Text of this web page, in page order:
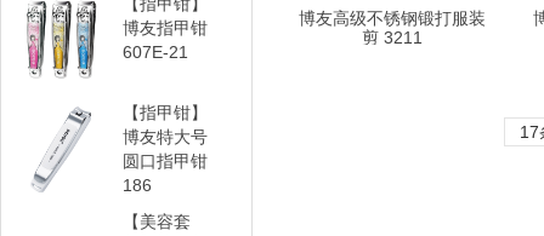
博友指甲钳
607E-21
【指甲钳】
博友特大号
圆口指甲钳
186
【美容套
博友高级不锈钢锻打服装
剪 3211
17